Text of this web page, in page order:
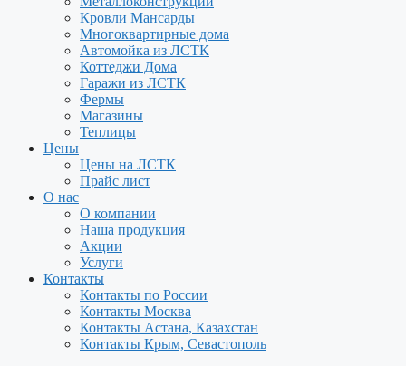
Кровли Мансарды
Многоквартирные дома
Автомойка из ЛСТК
Коттеджи Дома
Гаражи из ЛСТК
Фермы
Магазины
Теплицы
Цены
Цены на ЛСТК
Прайс лист
О нас
О компании
Наша продукция
Акции
Услуги
Контакты
Контакты по России
Контакты Москва
Контакты Астана, Казахстан
Контакты Крым, Севастополь